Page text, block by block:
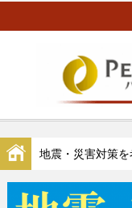
地震・災害対策